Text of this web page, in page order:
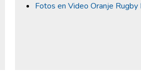
Fotos en Video Oranje